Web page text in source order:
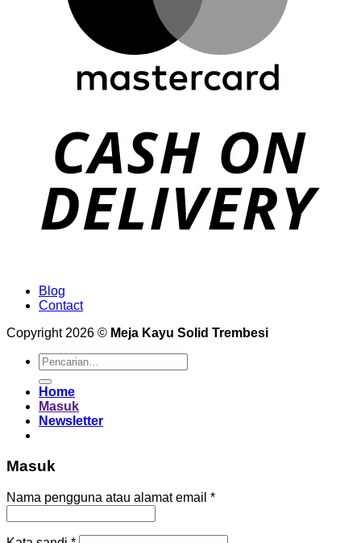
Blog
Contact
Copyright 2026 © Meja Kayu Solid Trembesi
Pencarian
untuk:
Home
Masuk
Newsletter
Masuk
Nama pengguna atau alamat email *Wajib